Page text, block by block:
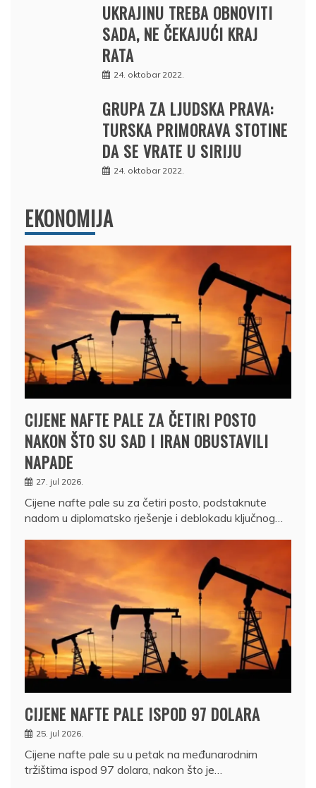
UKRAJINU TREBA OBNOVITI
SADA, NE ČEKAJUĆI KRAJ
RATA
24. oktobar 2022.
GRUPA ZA LJUDSKA PRAVA:
TURSKA PRIMORAVA STOTINE
DA SE VRATE U SIRIJU
24. oktobar 2022.
EKONOMIJA
CIJENE NAFTE PALE ZA ČETIRI POSTO
NAKON ŠTO SU SAD I IRAN OBUSTAVILI
NAPADE
27. jul 2026.
Cijene nafte pale su za četiri posto, podstaknute
nadom u diplomatsko rješenje i deblokadu ključnog…
CIJENE NAFTE PALE ISPOD 97 DOLARA
25. jul 2026.
Cijene nafte pale su u petak na međunarodnim
tržištima ispod 97 dolara, nakon što je…